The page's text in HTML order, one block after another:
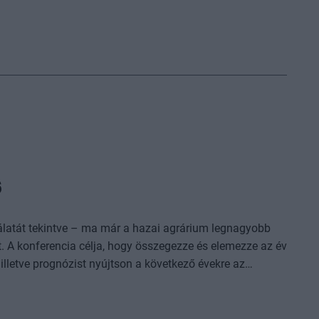
tekintve – ma már a hazai agrárium legnagyobb
konferencia célja, hogy összegezze és elemezze az év
prognózist nyújtson a következő évekre az
konferencia háromnapos szakmai programmal várja